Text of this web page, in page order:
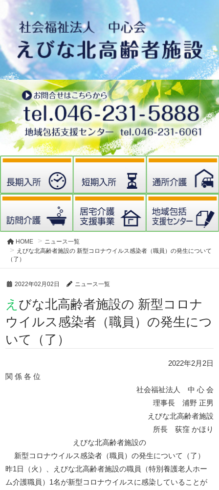
HOME
ニュース一覧
えびな北高齢者施設の 新型コロナウイルス感染者（職員）の発生について
（了）
2022年02月02日 ニュース一覧
えびな北高齢者施設の 新型コロナ
ウイルス感染者（職員）の発生につ
いて（了）
2022年2月2日
関 係 各 位
社会福祉法人 中 心 会
理事長 浦野 正男
えびな北高齢者施設
所長 荻窪 かほり
えびな北高齢者施設の
新型コロナウイルス感染者（職員）の発生について（了）
昨1日（火）、えびな北高齢者施設の職員（特別養護老人ホー
ム介護職員）1名が新型コロナウイルスに感染していることが